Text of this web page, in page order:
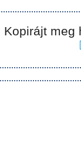
Kopirájt meg